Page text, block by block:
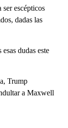
ser escépticos
dadas las
dudas este
Trump
a Maxwell